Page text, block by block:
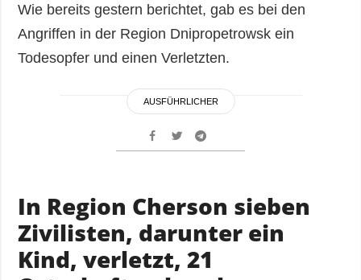
Wie bereits gestern berichtet, gab es bei den
Angriffen in der Region Dnipropetrowsk ein
Todesopfer und einen Verletzten.
AUSFÜHRLICHER
In Region Cherson sieben
Zivilisten, darunter ein
Kind, verletzt, 21